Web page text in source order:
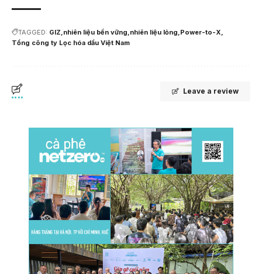
TAGGED: GIZ nhiên liệu bền vững nhiên liệu lỏng Power-to-X
Tổng công ty Lọc hóa dầu Việt Nam
Leave a review